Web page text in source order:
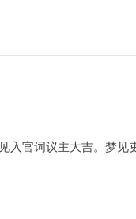
入官词议主大吉。梦